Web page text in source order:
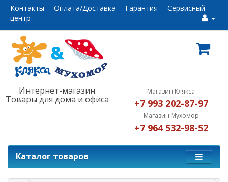
Контакты Оплата/Доставка Гарантия
Сервисный
центр
Интернет-магазин
Товары для дома и офиса
Магазин Клякса
+7 993 202-87-97
Магазин Мухомор
+7 964 532-98-52
Каталог товаров